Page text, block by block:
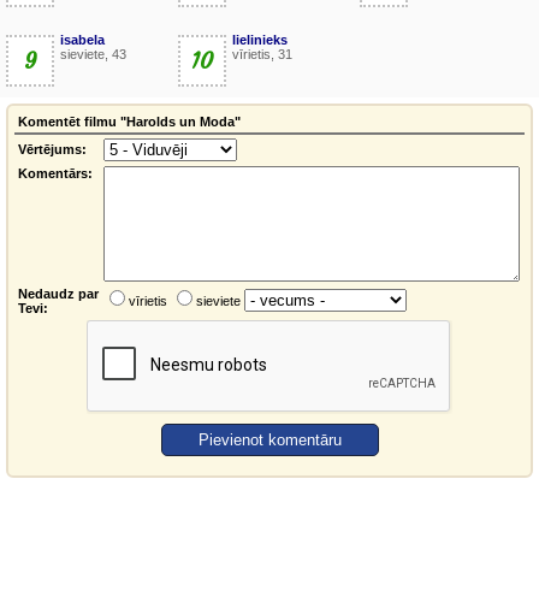
9
isabela
sieviete, 43
10
lielinieks
vīrietis, 31
Komentēt filmu "Harolds un Moda"
Vērtējums:
Komentārs:
Nedaudz par
Tevi:
vīrietis sieviete